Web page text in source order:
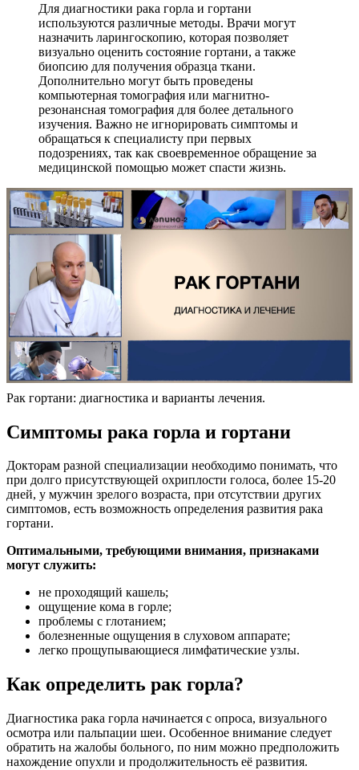
Для диагностики рака горла и гортани
используются различные методы. Врачи могут
назначить ларингоскопию, которая позволяет
визуально оценить состояние гортани, а также
биопсию для получения образца ткани.
Дополнительно могут быть проведены
компьютерная томография или магнитно-
резонансная томография для более детального
изучения. Важно не игнорировать симптомы и
обращаться к специалисту при первых
подозрениях, так как своевременное обращение за
медицинской помощью может спасти жизнь.
Рак гортани: диагностика и варианты лечения.
Симптомы рака горла и гортани
Докторам разной специализации необходимо понимать, что
при долго присутствующей охриплости голоса, более 15-20
дней, у мужчин зрелого возраста, при отсутствии других
симптомов, есть возможность определения развития рака
гортани.
Оптимальными, требующими внимания, признаками
могут служить:
не проходящий кашель;
ощущение кома в горле;
проблемы с глотанием;
болезненные ощущения в слуховом аппарате;
легко прощупывающиеся лимфатические узлы.
Как определить рак горла?
Диагностика рака горла начинается с опроса, визуального
осмотра или пальпации шеи. Особенное внимание следует
обратить на жалобы больного, по ним можно предположить
нахождение опухли и продолжительность её развития.